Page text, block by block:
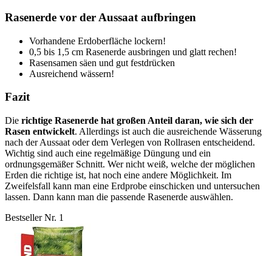
Rasenerde vor der Aussaat aufbringen
Vorhandene Erdoberfläche lockern!
0,5 bis 1,5 cm Rasenerde ausbringen und glatt rechen!
Rasensamen säen und gut festdrücken
Ausreichend wässern!
Fazit
Die richtige Rasenerde hat großen Anteil daran, wie sich der
Rasen entwickelt. Allerdings ist auch die ausreichende Wässerung
nach der Aussaat oder dem Verlegen von Rollrasen entscheidend.
Wichtig sind auch eine regelmäßige Düngung und ein
ordnungsgemäßer Schnitt. Wer nicht weiß, welche der möglichen
Erden die richtige ist, hat noch eine andere Möglichkeit. Im
Zweifelsfall kann man eine Erdprobe einschicken und untersuchen
lassen. Dann kann man die passende Rasenerde auswählen.
Bestseller Nr. 1